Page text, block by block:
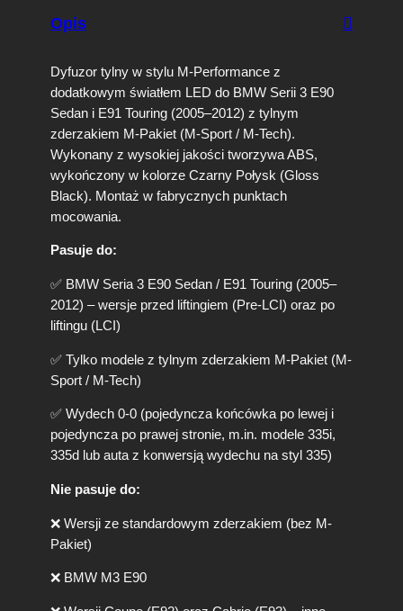
Opis
Dyfuzor tylny w stylu M-Performance z
dodatkowym światłem LED do BMW Serii 3 E90
Sedan i E91 Touring (2005–2012) z tylnym
zderzakiem M-Pakiet (M-Sport / M-Tech).
Wykonany z wysokiej jakości tworzywa ABS,
wykończony w kolorze Czarny Połysk (Gloss
Black). Montaż w fabrycznych punktach
mocowania.
Pasuje do:
✅ BMW Seria 3 E90 Sedan / E91 Touring (2005–
2012) – wersje przed liftingiem (Pre-LCI) oraz po
liftingu (LCI)
✅ Tylko modele z tylnym zderzakiem M-Pakiet (M-
Sport / M-Tech)
✅ Wydech 0-0 (pojedyncza końcówka po lewej i
pojedyncza po prawej stronie, m.in. modele 335i,
335d lub auta z konwersją wydechu na styl 335)
Nie pasuje do:
❌ Wersji ze standardowym zderzakiem (bez M-
Pakiet)
❌ BMW M3 E90